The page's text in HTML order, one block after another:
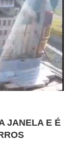
JANELA E É